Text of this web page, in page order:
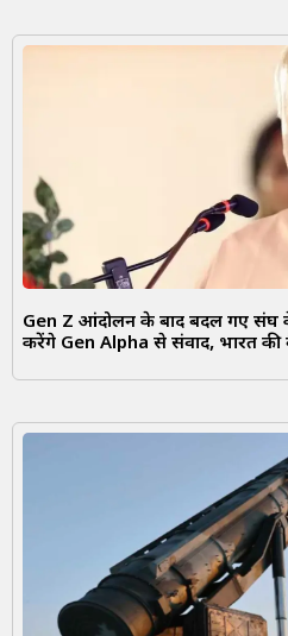
Gen Z आंदोलन के बाद बदल गए संघ
करेंगे Gen Alpha से संवाद, भारत की